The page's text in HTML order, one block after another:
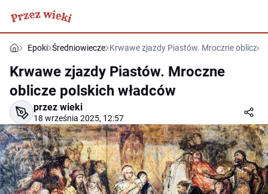
Epoki Średniowiecze Krwawe zjazdy Piastów. Mroczne oblicze
Krwawe zjazdy Piastów. Mroczne
oblicze polskich władców
przez wieki
18 września 2025, 12:57